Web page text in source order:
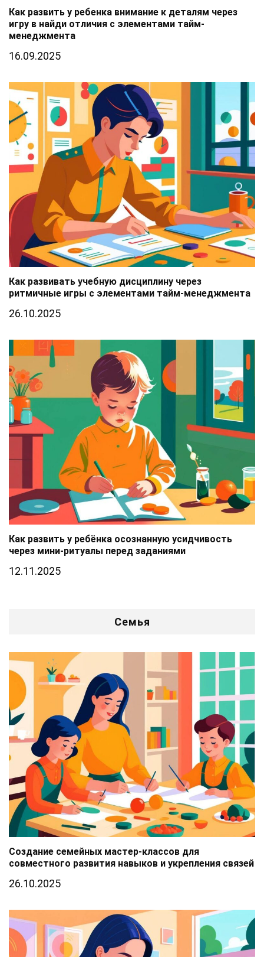
Как развить у ребенка внимание к деталям через
игру в найди отличия с элементами тайм-
менеджмента
16.09.2025
Как развивать учебную дисциплину через
ритмичные игры с элементами тайм-менеджмента
26.10.2025
Как развить у ребёнка осознанную усидчивость
через мини-ритуалы перед заданиями
12.11.2025
Семья
Создание семейных мастер-классов для
совместного развития навыков и укрепления связей
26.10.2025